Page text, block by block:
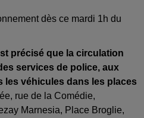
dès ce mardi 1h du
précisé que la circulation
services de police, aux
les véhicules dans les places
rue de la Comédie,
Marnesia, Place Broglie,